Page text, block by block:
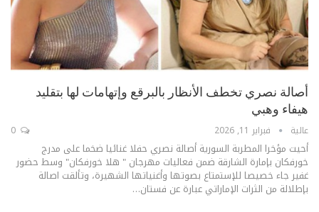
أصالة نصري تخطف الأنظار بالبرقع وإتهامات لها بتقليد
هيفاء وهبي
عالية فبراير 11, 2026
أحيت مؤخرا المطربة السورية أصالة نصري حفلا غنائيا ضخما على مدرج
خورفكان بإمارة الشارقة ضمن فعاليات مهرجان " هلا خورفكان" وسط حضور
غفير جاء خصيصا للإستمتاع بصوتها وأغنياتها الشهيرة، وتألقت اصالة
بإطلالة من الثرات الإماراتي عبارة عن فستان…